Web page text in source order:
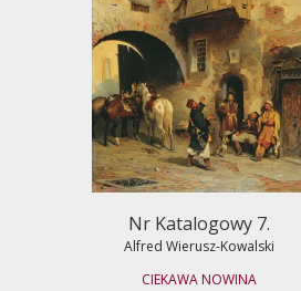
Nr Katalogowy 7.
Alfred Wierusz-Kowalski
CIEKAWA NOWINA